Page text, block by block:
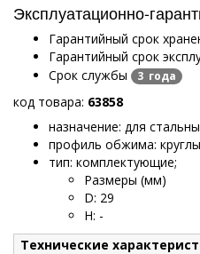
Эксплуатационно-
Гарантийный срок
Гарантийный срок
Срок службы 3 года
код товара: 63858
назначение: для
профиль обжима:
тип: комплектующие;
Размеры (мм)
D: 29
H: -
Технические